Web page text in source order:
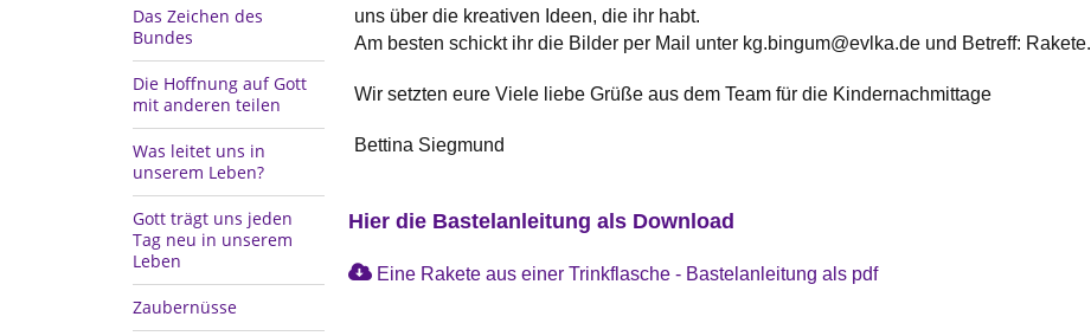
Das Zeichen des
Bundes
Die Hoffnung auf Gott
mit anderen teilen
Was leitet uns in
unserem Leben?
Gott trägt uns jeden
Tag neu in unserem
Leben
Zaubernüsse
uns über die kreativen Ideen, die ihr habt.
Am besten schickt ihr die Bilder per Mail unter kg.bingum@evlka.de und Betreff: Rakete.
Wir setzten eure Viele liebe Grüße aus dem Team für die Kindernachmittage
Bettina Siegmund
Hier die Bastelanleitung als Download
Eine Rakete aus einer Trinkflasche - Bastelanleitung als pdf